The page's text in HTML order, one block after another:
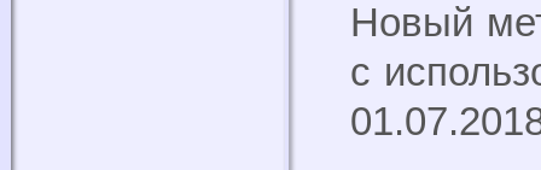
Новый
с